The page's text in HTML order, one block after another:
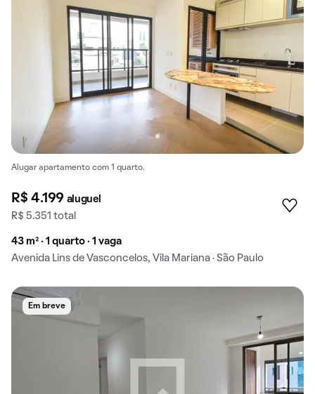
Alugar apartamento com 1 quarto.
R$ 4.199 aluguel
R$ 5.351 total
43 m² · 1 quarto · 1 vaga
Avenida Lins de Vasconcelos, Vila Mariana · São Paulo
Em breve